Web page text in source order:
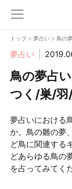
トップ > 夢占い > 鳥の
夢占い
鳥の夢占
つく/巣/羽
夢占いにおける
か。鳥の雛の夢
ど鳥に関連する
どあらゆる鳥の
を占ってみてく